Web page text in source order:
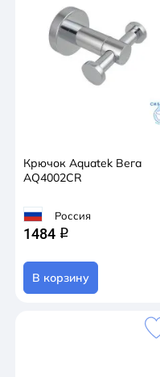
Крючок Aquatek Вега
AQ4002CR
Россия
1484 q
В корзину